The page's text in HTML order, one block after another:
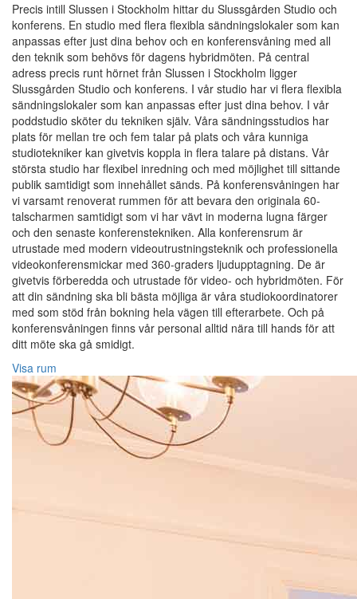
Precis intill Slussen i Stockholm hittar du Slussgården Studio och
konferens. En studio med flera flexibla sändningslokaler som kan
anpassas efter just dina behov och en konferensvåning med all
den teknik som behövs för dagens hybridmöten. På central
adress precis runt hörnet från Slussen i Stockholm ligger
Slussgården Studio och konferens. I vår studio har vi flera flexibla
sändningslokaler som kan anpassas efter just dina behov. I vår
poddstudio sköter du tekniken själv. Våra sändningsstudios har
plats för mellan tre och fem talar på plats och våra kunniga
studiotekniker kan givetvis koppla in flera talare på distans. Vår
största studio har flexibel inredning och med möjlighet till sittande
publik samtidigt som innehållet sänds. På konferensvåningen har
vi varsamt renoverat rummen för att bevara den originala 60-
talscharmen samtidigt som vi har vävt in moderna lugna färger
och den senaste konferenstekniken. Alla konferensrum är
utrustade med modern videoutrustningsteknik och professionella
videokonferensmickar med 360-graders ljudupptagning. De är
givetvis förberedda och utrustade för video- och hybridmöten. För
att din sändning ska bli bästa möjliga är våra studiokoordinatorer
med som stöd från bokning hela vägen till efterarbete. Och på
konferensvåningen finns vår personal alltid nära till hands för att
ditt möte ska gå smidigt.
Visa rum